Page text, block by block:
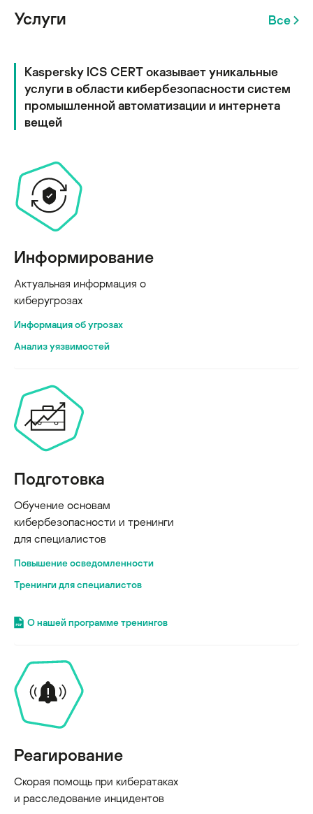
Услуги Все
Kaspersky ICS CERT оказывает уникальные
услуги в области кибербезопасности систем
промышленной автоматизации и интернета
вещей
Информирование
Актуальная информация о
киберугрозах
Информация об угрозах
Анализ уязвимостей
Подготовка
Обучение основам
кибербезопасности и тренинги
для специалистов
Повышение осведомленности
Тренинги для специалистов
О нашей программе тренингов
Реагирование
Скорая помощь при кибератаках
и расследование инцидентов